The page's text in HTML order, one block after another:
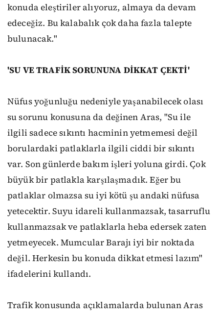
konuda eleştiriler alıyoruz, almaya da devam
edeceğiz. Bu kalabalık çok daha fazla talepte
bulunacak."
'SU VE TRAFİK SORUNUNA DİKKAT ÇEKTİ'
Nüfus yoğunluğu nedeniyle yaşanabilecek olası
su sorunu konusuna da değinen Aras, "Su ile
ilgili sadece sıkıntı hacminin yetmemesi değil
borulardaki patlaklarla ilgili ciddi bir sıkıntı
var. Son günlerde bakım işleri yoluna girdi. Çok
büyük bir patlakla karşılaşmadık. Eğer bu
patlaklar olmazsa su iyi kötü şu andaki nüfusa
yetecektir. Suyu idareli kullanmazsak, tasarruflu
kullanmazsak ve patlaklarla heba edersek zaten
yetmeyecek. Mumcular Barajı iyi bir noktada
değil. Herkesin bu konuda dikkat etmesi lazım"
ifadelerini kullandı.
Trafik konusunda açıklamalarda bulunan Aras